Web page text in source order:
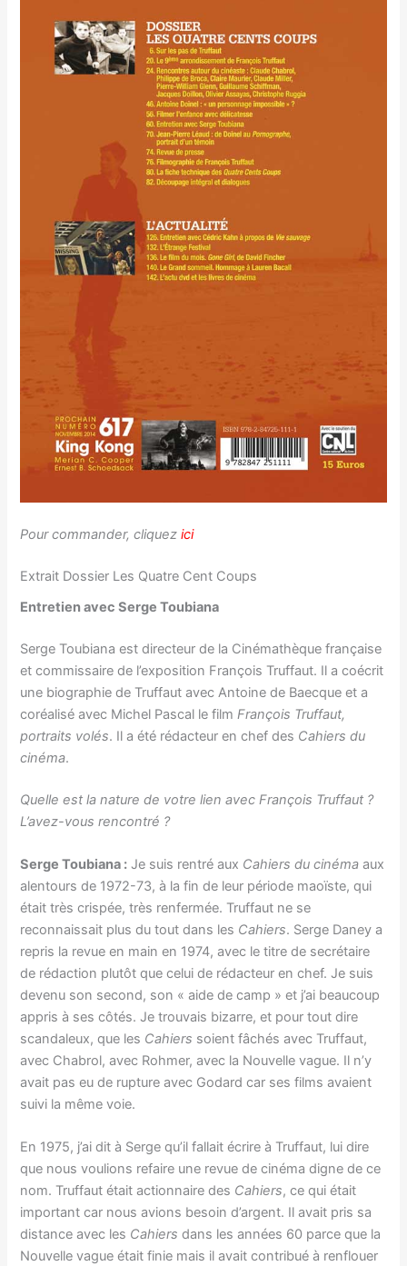
Pour commander, cliquezici
Extrait Dossier Les Quatre Cent Coups
Entretien avec Serge Toubiana
Serge Toubiana est directeur de la Cinémathèque française
et commissaire de l’exposition François Truffaut. Il a coécrit
une biographie de Truffaut avec Antoine de Baecque et a
coréalisé avec Michel Pascal le filmFrançois Truffaut,
portraits volés. Il a été rédacteur en chef des Cahiers du
cinéma.
Quelle est la nature de votre lien avec François Truffaut ?
L’avez-vous rencontré ?
Serge Toubiana : Je suis rentré aux Cahiers du cinéma aux
alentours de 1972-73, à la fin de leur période maoïste, qui
était très crispée, très renfermée. Truffaut ne se
reconnaissait plus du tout dans les Cahiers. Serge Daney a
repris la revue en main en 1974, avec le titre de secrétaire
de rédaction plutôt que celui de rédacteur en chef. Je suis
devenu son second, son « aide de camp » et j’ai beaucoup
appris à ses côtés. Je trouvais bizarre, et pour tout dire
scandaleux, que les Cahiers soient fâchés avec Truffaut,
avec Chabrol, avec Rohmer, avec la Nouvelle vague. Il n’y
avait pas eu de rupture avec Godard car ses films avaient
suivi la même voie.
En 1975, j’ai dit à Serge qu’il fallait écrire à Truffaut, lui dire
que nous voulions refaire une revue de cinéma digne de ce
nom. Truffaut était actionnaire des Cahiers, ce qui était
important car nous avions besoin d’argent. Il avait pris sa
distance avec les Cahiers dans les années 60 parce que la
Nouvelle vague était finie mais il avait contribué à renflouer